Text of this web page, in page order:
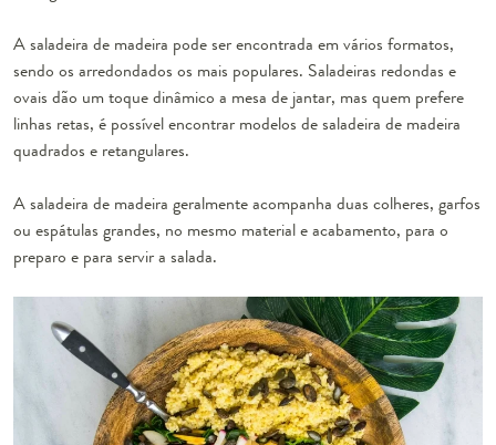
A saladeira de madeira pode ser encontrada em vários formatos,
sendo os arredondados os mais populares. Saladeiras redondas e
ovais dão um toque dinâmico a mesa de jantar, mas quem prefere
linhas retas, é possível encontrar modelos de saladeira de madeira
quadrados e retangulares.
A saladeira de madeira geralmente acompanha duas colheres, garfos
ou espátulas grandes, no mesmo material e acabamento, para o
preparo e para servir a salada.